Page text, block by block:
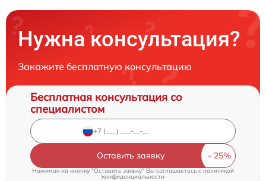
Нужна консультация?
Закажите бесплатную консультацию
Бесплатная консультация со
специалистом
Оставить заявку
Нажимая на кнопку "Оставить заявку" Вы соглашаетесь cполитикой
конфиденциальности